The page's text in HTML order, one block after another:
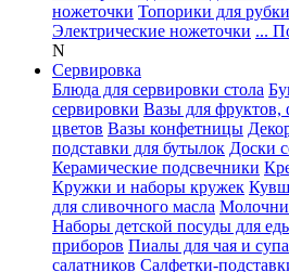
ножеточки Топорики для
Электрические ножеточки ...
N
Сервировка
Блюда для сервировки стола
сервировки Вазы для
цветов Вазы конфетницы
подставки для бутылок Доски
Керамические подсвечники
Кружки и наборы кружек
для сливочного масла
Наборы детской посуды для
приборов Пиалы для чая и супа
салатников Салфетки-